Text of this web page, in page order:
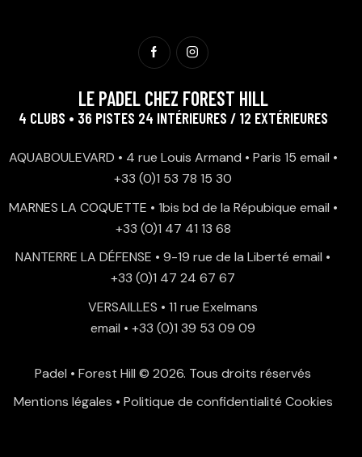
LE PADEL CHEZ FOREST HILL
4 CLUBS • 36 PISTES 24 INTÉRIEURES / 12 EXTÉRIEURES
AQUABOULEVARD • 4 rue Louis Armand • Paris 15 email •
+33 (0)1 53 78 15 30
MARNES LA COQUETTE • 1bis bd de la Répubique email •
+33 (0)1 47 41 13 68
NANTERRE LA DÉFENSE • 9-19 rue de la Liberté email •
+33 (0)1 47 24 67 67
VERSAILLES • 11 rue Exelmans
email • +33 (0)1 39 53 09 09
Padel • Forest Hill © 2026. Tous droits réservés
Mentions légales • Politique de confidentialité Cookies